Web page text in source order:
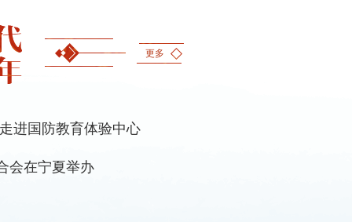
会
国同步建成全面小康社会。
下大气力解决制约经济发展的
进国防教育体验中心
会在宁夏举办
更多